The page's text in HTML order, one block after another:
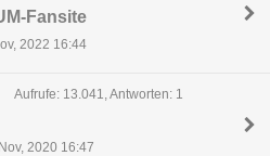
Fansite
2022 16:44
Aufrufe: 13.041, Antworten: 1
2020 16:47